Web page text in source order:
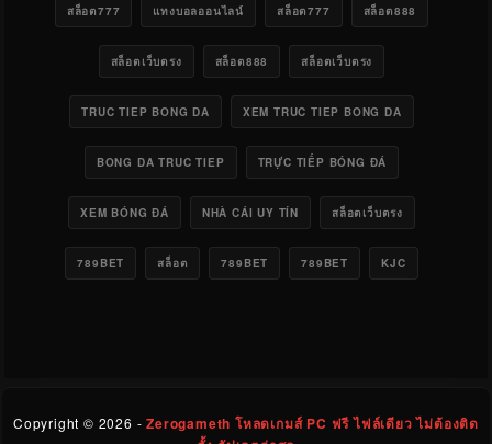
สล็อต777 แทงบอลออนไลน์ สล็อต777 สล็อต888
สล็อตเว็บตรง สล็อต888 สล็อตเว็บตรง
TRUC TIEP BONG DA XEM TRUC TIEP BONG DA
BONG DA TRUC TIEP TRỰC TIẾP BÓNG ĐÁ
XEM BÓNG ĐÁ NHÀ CÁI UY TÍN สล็อตเว็บตรง
789BET สล็อต 789BET 789BET KJC
Copyright © 2026 -Zerogameth โหลดเกมส์ PC ฟรี ไฟล์เดียว ไม่ต้องติด